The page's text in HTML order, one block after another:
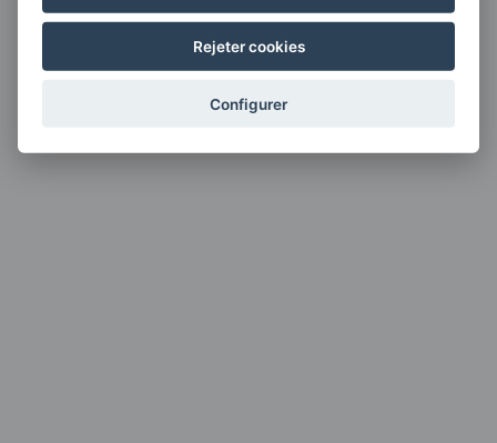
Rejeter cookies
Configurer